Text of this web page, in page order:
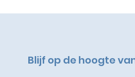
Blijf op de hoogte